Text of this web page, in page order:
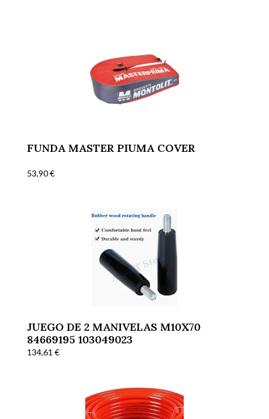
FUNDA MASTER PIUMA COVER
53,90€
JUEGO DE 2 MANIVELAS M10X70
84669195 103049023
134,61 €